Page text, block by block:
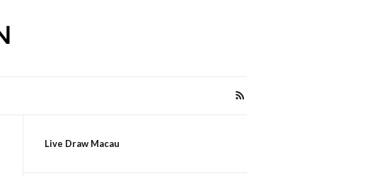
Live Draw Macau